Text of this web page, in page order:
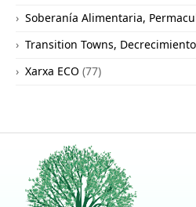
Soberanía Alimentaria,
Transition Towns,
Xarxa ECO (77)